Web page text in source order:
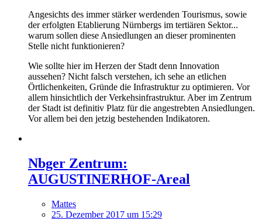
Angesichts des immer stärker werdenden Tourismus, sowie
der erfolgten Etablierung Nürnbergs im tertiären Sektor...
warum sollen diese Ansiedlungen an dieser prominenten
Stelle nicht funktionieren?
Wie sollte hier im Herzen der Stadt denn Innovation
aussehen? Nicht falsch verstehen, ich sehe an etlichen
Örtlichenkeiten, Gründe die Infrastruktur zu optimieren. Vor
allem hinsichtlich der Verkehsinfrastruktur. Aber im Zentrum
der Stadt ist definitiv Platz für die angestrebten Ansiedlungen.
Vor allem bei den jetzig bestehenden Indikatoren.
Nbger Zentrum:
AUGUSTINERHOF-Areal
Mattes
25. Dezember 2017 um 15:29